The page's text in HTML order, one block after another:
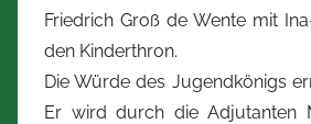
Friedrich Groß de Wente mit
den Kinderthron.
Die Würde des Jugendkönigs
Er wird durch die Adjutanten